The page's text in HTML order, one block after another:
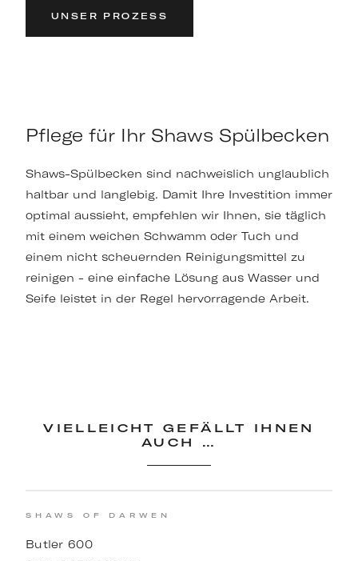
UNSER PROZESS
Pflege für Ihr Shaws Spülbecken
Shaws-Spülbecken sind nachweislich unglaublich
haltbar und langlebig. Damit Ihre Investition immer
optimal aussieht, empfehlen wir Ihnen, sie täglich
mit einem weichen Schwamm oder Tuch und
einem nicht scheuernden Reinigungsmittel zu
reinigen - eine einfache Lösung aus Wasser und
Seife leistet in der Regel hervorragende Arbeit.
VIELLEICHT GEFÄLLT IHNEN
AUCH …
SHAWS OF DARWEN
Butler 600